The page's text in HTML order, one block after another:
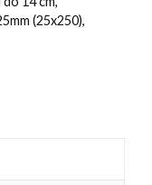
(25x250),